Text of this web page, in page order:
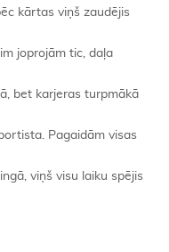
kārtas viņš zaudējis
joprojām tic, daļa
bet karjeras turpmākā
Pagaidām visas
viņš visu laiku spējis